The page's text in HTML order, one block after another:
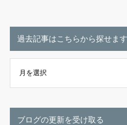
過去記事はこちらから探せます
ブログの更新を受け取る